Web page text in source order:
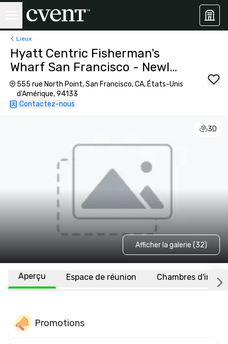
Lieux
Hyatt Centric Fisherman's
Wharf San Francisco - Newly
Renovated
555 rue North Point, San Francisco, CA, États-Unis
d'Amérique, 94133
Contactez-nous
3D
Afficher la galerie (32)
Aperçu Espace de réunion Chambres
Promotions